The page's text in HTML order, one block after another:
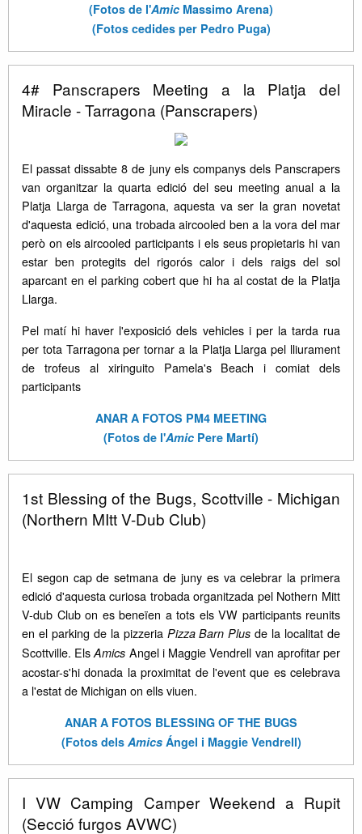
(Fotos de l'Amic Massimo Arena)
(Fotos cedides per Pedro Puga)
4# Panscrapers Meeting a la Platja del
Miracle - Tarragona (Panscrapers)
El passat dissabte 8 de juny els companys dels Panscrapers
van organitzar la quarta edició del seu meeting anual a la
Platja Llarga de Tarragona, aquesta va ser la gran novetat
d'aquesta edició, una trobada aircooled ben a la vora del mar
però on els aircooled participants i els seus propietaris hi van
estar ben protegits del rigorós calor i dels raigs del sol
aparcant en el parking cobert que hi ha al costat de la Platja
Llarga.
Pel matí hi haver l'exposició dels vehicles i per la tarda rua
per tota Tarragona per tornar a la Platja Llarga pel lliurament
de trofeus al xiringuito Pamela's Beach i comiat dels
participants
ANAR A FOTOS PM4 MEETING
(Fotos de l'Amic Pere Martí)
1st Blessing of the Bugs, Scottville - Michigan
(Northern MItt V-Dub Club)
El segon cap de setmana de juny es va celebrar la primera
edició d'aquesta curiosa trobada organitzada pel Nothern Mitt
V-dub Club on es beneïen a tots els VW participants reunits
en el parking de la pizzeria Pizza Barn Plus de la localitat de
Scottville. ElsAmics Angel i Maggie Vendrell van aprofitar per
acostar-s'hi donada la proximitat de l'event que es celebrava
a l'estat de Michigan on ells viuen.
ANAR A FOTOS BLESSING OF THE BUGS
(Fotos dels AmicsÁngel i Maggie Vendrell)
I VW Camping Camper Weekend a Rupit
(Secció furgos AVWC)